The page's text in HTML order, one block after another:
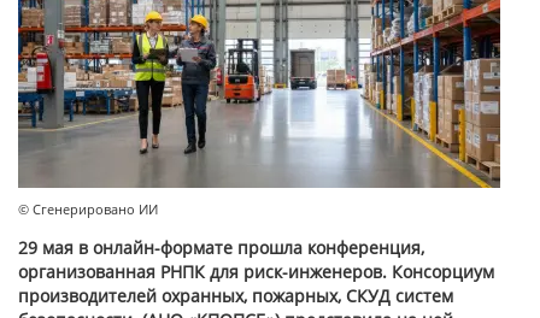
© Сгенерировано ИИ
29 мая в онлайн-формате прошла конференция,
организованная РНПК для риск-инженеров. Консорциум
производителей охранных, пожарных, СКУД систем